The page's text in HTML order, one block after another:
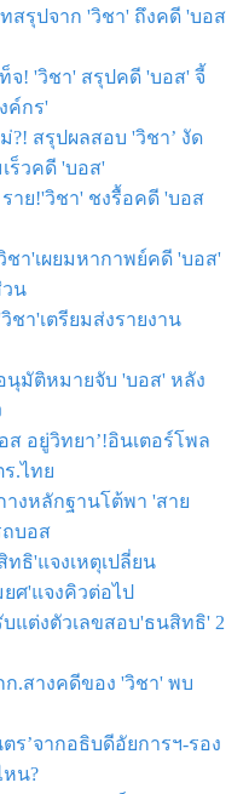
สรุปจาก 'วิชา' ถึงคดี 'บอส
จ! 'วิชา' สรุปคดี 'บอส' จี้
ค์กร'
?! สรุปผลสอบ 'วิชา’ งัด
ร็วคดี 'บอส'
าย!'วิชา' ชงรื้อคดี 'บอส
ชา'เผยมหากาพย์คดี 'บอส'
น
ชา'เตรียมส่งรายงาน
นุมัติหมายจับ 'บอส' หลัง
อยู่วิทยา’!อินเตอร์โพล
.ไทย
งหลักฐานโต้พา 'สาย
ถบอส
ธิ'แจงเหตุเปลี่ยน
ศ'แจงคิวต่อไป
แต่งตัวเลขสอบ'ธนสิทธิ' 2
.สางคดีของ 'วิชา' พบ
ร’จากอธิบดีอัยการฯ-รอง
หน?